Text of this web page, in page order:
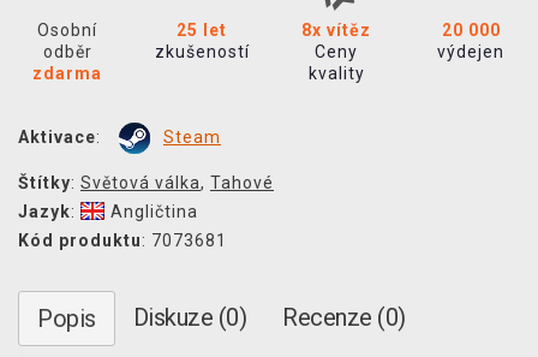
Osobní
odběr
zdarma
25 let
zkušeností
8x vítěz
Ceny
kvality
20 000
výdejen
Aktivace: Steam
Štítky: Světová válka, Tahové
Jazyk:
Angličtina
Kód produktu: 7073681
Popis Diskuze (0) Recenze (0)